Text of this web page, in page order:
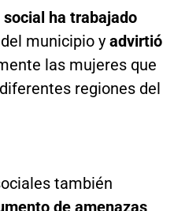
ha trabajado
del municipio y advirtió
las mujeres que
regiones del
también
de amenazas